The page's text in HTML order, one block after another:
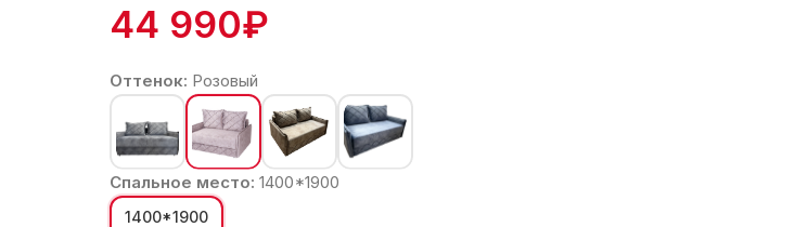
44 990₽
Оттенок: Розовый
Спальное место: 1400*1900
1400*1900